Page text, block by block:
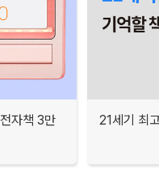
자책 3만
21세기 최